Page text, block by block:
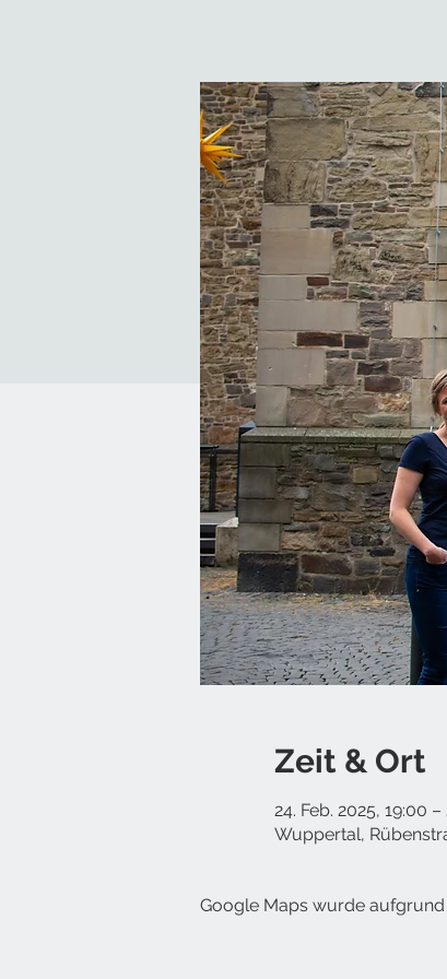
Zeit & Ort
24. Feb. 2025, 19:00 –
Wuppertal,
Google Maps wurde